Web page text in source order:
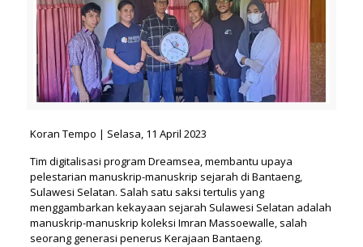
Koran Tempo | Selasa, 11 April 2023
Tim digitalisasi program Dreamsea, membantu upaya
pelestarian manuskrip-manuskrip sejarah di Bantaeng,
Sulawesi Selatan. Salah satu saksi tertulis yang
menggambarkan kekayaan sejarah Sulawesi Selatan adalah
manuskrip-manuskrip koleksi Imran Massoewalle, salah
seorang generasi penerus Kerajaan Bantaeng.